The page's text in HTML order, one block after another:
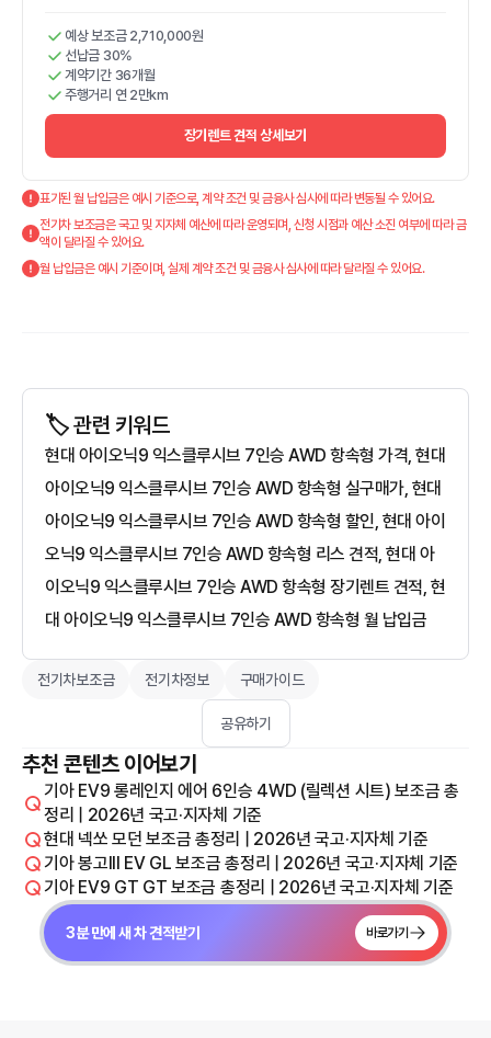
예상 보조금 2,710,000원
선납금 30%
계약기간 36개월
주행거리 연 2만km
장기렌트 견적 상세보기
표기된 월 납입금은 예시 기준으로, 계약 조건 및 금융사 심사에 따라 변동될 수 있어요.
전기차 보조금은 국고 및 지자체 예산에 따라 운영되며, 신청 시점과 예산 소진 여부에 따라 금
액이 달라질 수 있어요.
월 납입금은 예시 기준이며, 실제 계약 조건 및 금융사 심사에 따라 달라질 수 있어요.
🏷️ 관련 키워드
현대 아이오닉9 익스클루시브 7인승 AWD 항속형 가격, 현대
아이오닉9 익스클루시브 7인승 AWD 항속형 실구매가, 현대
아이오닉9 익스클루시브 7인승 AWD 항속형 할인, 현대 아이
오닉9 익스클루시브 7인승 AWD 항속형 리스 견적, 현대 아
이오닉9 익스클루시브 7인승 AWD 항속형 장기렌트 견적, 현
대 아이오닉9 익스클루시브 7인승 AWD 항속형 월 납입금
전기차보조금 전기차정보 구매가이드
공유하기
추천 콘텐츠 이어보기
기아 EV9 롱레인지 에어 6인승 4WD (릴렉션 시트) 보조금 총
정리 | 2026년 국고·지자체 기준
현대 넥쏘 모던 보조금 총정리 | 2026년 국고·지자체 기준
기아 봉고III EV GL 보조금 총정리 | 2026년 국고·지자체 기준
기아 EV9 GT GT 보조금 총정리 | 2026년 국고·지자체 기준
3분 만에 새 차 견적받기 바로가기